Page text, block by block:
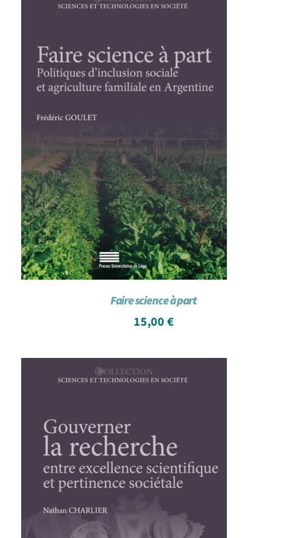
Panier WooCommerce
Faire science à part
15,00 €